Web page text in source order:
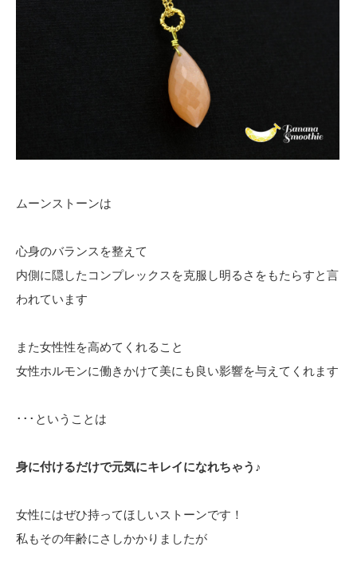
ムーンストーンは
心身のバランスを整えて
内側に隠したコンプレックスを克服し明るさをもたらすと言
われています
また女性性を高めてくれること
女性ホルモンに働きかけて美にも良い影響を与えてくれます
･･･ということは
身に付けるだけで元気にキレイになれちゃう♪
女性にはぜひ持ってほしいストーンです！
私もその年齢にさしかかりましたが